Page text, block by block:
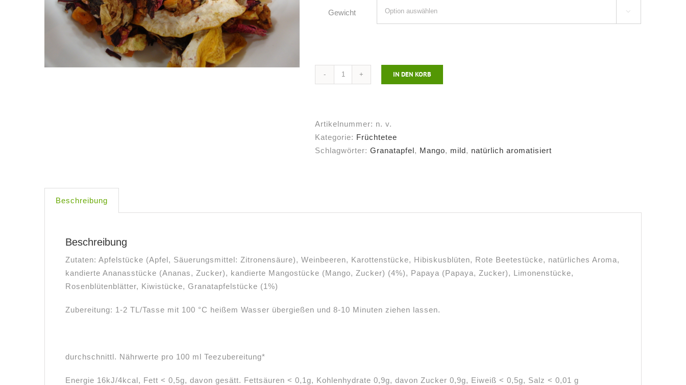
Gewicht 
IN DEN KORB
Artikelnummer: n. v.
Kategorie: Früchtetee
Schlagwörter: Granatapfel, Mango, mild, natürlich aromatisiert
Beschreibung
Beschreibung
Zutaten: Apfelstücke (Apfel, Säuerungsmittel: Zitronensäure), Weinbeeren, Karottenstücke, Hibiskusblüten, Rote Beetestücke, natürliches Aroma,
kandierte Ananasstücke (Ananas, Zucker), kandierte Mangostücke (Mango, Zucker) (4%), Papaya (Papaya, Zucker), Limonenstücke,
Rosenblütenblätter, Kiwistücke, Granatapfelstücke (1%)
Zubereitung: 1-2 TL/Tasse mit 100 °C heißem Wasser übergießen und 8-10 Minuten ziehen lassen.
durchschnittl. Nährwerte pro 100 ml Teezubereitung*
Energie 16kJ/4kcal, Fett < 0,5g, davon gesätt. Fettsäuren < 0,1g, Kohlenhydrate 0,9g, davon Zucker 0,9g, Eiweiß < 0,5g, Salz < 0,01 g